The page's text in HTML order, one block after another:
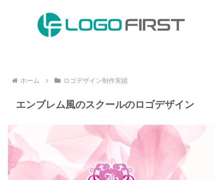
ホーム ロゴデザイン制作実績
エンブレム風のスクールのロゴデザイン